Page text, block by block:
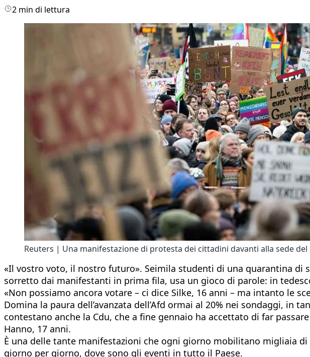
2 min di lettura
Reuters | Una manifestazione di protesta dei cittadini davanti alla sede
«Il vostro voto, il nostro futuro». Seimila studenti di una quarantina di
sorretto dai manifestanti in prima fila, usa un gioco di parole: in
«Non possiamo ancora votare – ci dice Silke, 16 anni – ma intanto le
Domina la paura dell’avanzata dell’Afd ormai al 20% nei sondaggi, in
contestano anche la Cdu, che a fine gennaio ha accettato di far
Hanno, 17 anni.
È una delle tante manifestazioni che ogni giorno mobilitano migliaia
giorno per giorno, dove sono gli eventi in tutto il Paese.